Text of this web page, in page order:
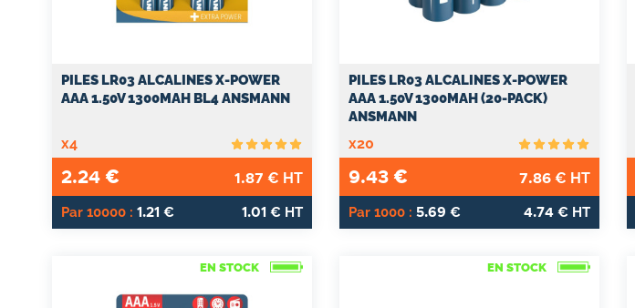
PILES LR03 ALCALINES X-POWER
AAA 1.50V 1300MAH BL4 ANSMANN
x4
2.24 € 1.87 € HT
Par 10000 : 1.21 € 1.01 € HT
PILES LR03 ALCALINES X-POWER
AAA 1.50V 1300MAH (20-PACK)
ANSMANN
x20
9.43 € 7.86 € HT
Par 1000 : 5.69 € 4.74 € HT
EN STOCK EN STOCK